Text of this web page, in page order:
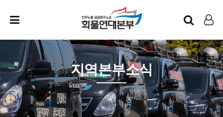
인트라넷
LOG IN
지역본부소식